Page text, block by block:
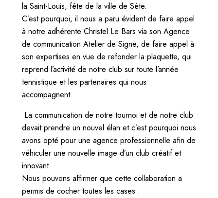
la Saint-Louis, fête de la ville de Sète.
C’est pourquoi, il nous a paru évident de faire appel
à notre adhérente Christel Le Bars via son Agence
de communication Atelier de Signe, de faire appel à
son expertises en vue de refonder la plaquette, qui
reprend l’activité de notre club sur toute l’année
tennistique et les partenaires qui nous
accompagnent.
La communication de notre tournoi et de notre club
devait prendre un nouvel élan et c’est pourquoi nous
avons opté pour une agence professionnelle afin de
véhiculer une nouvelle image d’un club créatif et
innovant.
Nous pouvons affirmer que cette collaboration a
permis de cocher toutes les cases :